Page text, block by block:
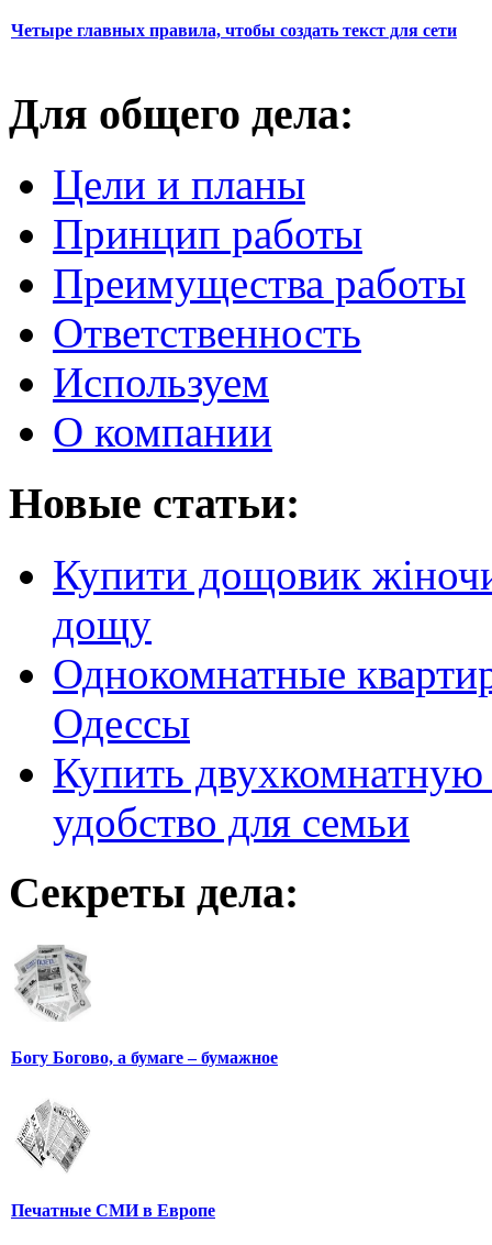
Четыре главных правила, чтобы создать текст для сети
Для общего дела:
Цели и планы
Принцип работы
Преимущества работы
Ответственность
Используем
О компании
Новые статьи:
Купити дощовик
дощу
Однокомнатные
Одессы
Купить
удобство для семьи
Секреты дела:
Богу Богово, а бумаге – бумажное
Печатные СМИ в Европе